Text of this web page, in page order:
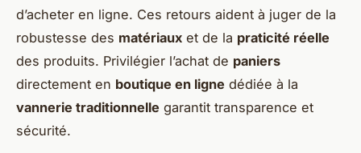
d’acheter en ligne. Ces retours aident à juger de la
robustesse des matériaux et de la praticité réelle
des produits. Privilégier l’achat de paniers
directement en boutique en ligne dédiée à la
vannerie traditionnelle garantit transparence et
sécurité.